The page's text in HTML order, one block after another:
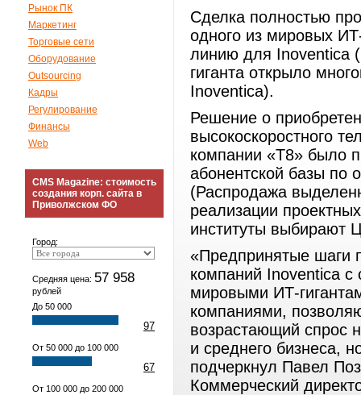
Рынок ПК
Маркетинг
Торговые сети
Оборудование
Outsourcing
Кадры
Регулирование
Финансы
Web
CMS Magazine: стоимость
создания корп. сайта в
Приволжском ФО
Город:
Средняя цена: 57 958
рублей
До 50 000
97
От 50 000 до 100 000
67
От 100 000 до 200 000
Сделка полностью
одного из мировых
линию для Inoventica
гиганта открыло
Inoventica).
Решение о
высокоскоростного
компании «Т8» было
абонентской базы по
(Распродажа
реализации
институты выбирают
«Предпринятые шаги
компаний Inoventica с
мировыми ИТ-
компаниями,
возрастающий спрос
и среднего бизнеса,
подчеркнул Павел
Коммерческий